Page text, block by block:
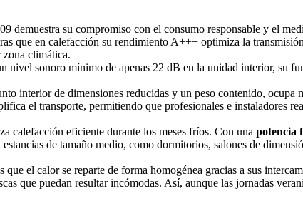
su compromiso con el consumo responsable y el
que en calefacción su rendimiento A+++ optimiza la
climática.
sonoro mínimo de apenas 22 dB en la unidad interior, su
de dimensiones reducidas y un peso contenido, ocupa
el transporte, permitiendo que profesionales e instaladores
calefacción eficiente durante los meses fríos. Con una potencia
de tamaño medio, como dormitorios, salones de
el calor se reparte de forma homogénea gracias a sus
que puedan resultar incómodas. Así, aunque las jornadas